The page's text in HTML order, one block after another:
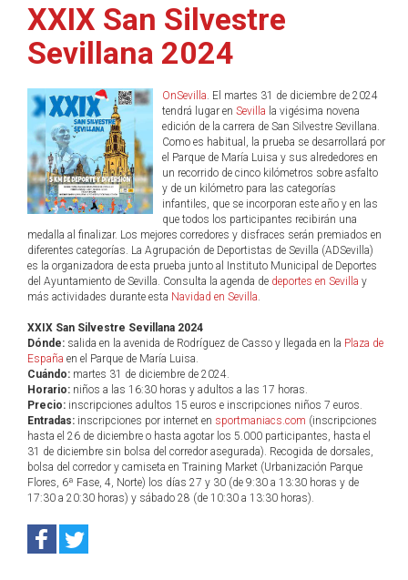
XXIX San Silvestre
Sevillana 2024
OnSevilla. El martes 31 de diciembre de 2024
tendrá lugar en Sevilla la vigésima novena
edición de la carrera de San Silvestre Sevillana.
Como es habitual, la prueba se desarrollará por
el Parque de María Luisa y sus alrededores en
un recorrido de cinco kilómetros sobre asfalto
y de un kilómetro para las categorías
infantiles, que se incorporan este año y en las
que todos los participantes recibirán una
medalla al finalizar. Los mejores corredores y disfraces serán premiados en
diferentes categorías. La Agrupación de Deportistas de Sevilla (ADSevilla)
es la organizadora de esta prueba junto al Instituto Municipal de Deportes
del Ayuntamiento de Sevilla. Consulta la agenda de deportes en Sevilla y
más actividades durante esta Navidad en Sevilla.
XXIX San Silvestre Sevillana 2024
Dónde: salida en la avenida de Rodríguez de Casso y llegada en la Plaza de
España en el Parque de María Luisa.
Cuándo: martes 31 de diciembre de 2024.
Horario: niños a las 16:30 horas y adultos a las 17 horas.
Precio: inscripciones adultos 15 euros e inscripciones niños 7 euros.
Entradas: inscripciones por internet en sportmaniacs.com (inscripciones
hasta el 26 de diciembre o hasta agotar los 5.000 participantes, hasta el
31 de diciembre sin bolsa del corredor asegurada). Recogida de dorsales,
bolsa del corredor y camiseta en Training Market (Urbanización Parque
Flores, 6ª Fase, 4, Norte) los días 27 y 30 (de 9:30 a 13:30 horas y de
17:30 a 20:30 horas) y sábado 28 (de 10:30 a 13:30 horas).